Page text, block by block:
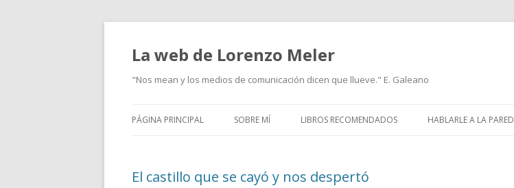
La web de Lorenzo Meler
"Nos mean y los medios de comunicación dicen que llueve." E. Galeano
PÁGINA PRINCIPAL SOBRE MÍ LIBROS RECOMENDADOS HABLARLE A LA PARED
El castillo que se cayó y nos despertó